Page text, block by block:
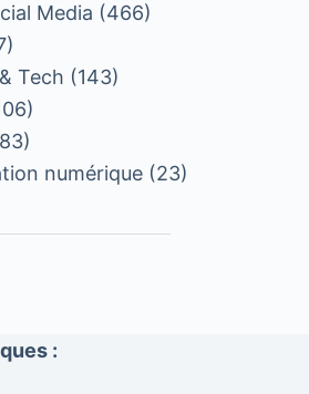
Media (466)
Tech (143)
numérique(23)
: